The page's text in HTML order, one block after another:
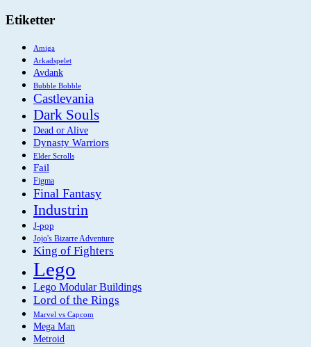
Etiketter
Amiga
Arkadspelet
Avdank
Bubble Bobble
Castlevania
Dark Souls
Dead or Alive
Dynasty Warriors
Elder Scrolls
Fail
Figma
Final Fantasy
Industrin
J-pop
Jojo's Bizarre Adventure
King of Fighters
Lego
Lego Modular Buildings
Lord of the Rings
Marvel vs Capcom
Mega Man
Metroid